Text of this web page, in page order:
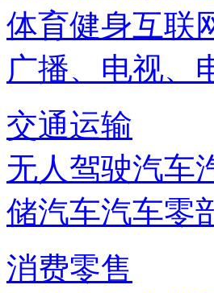
体育健身互联
广播、电视、
交通运输
无人驾驶汽车
储汽车汽车零
消费零售